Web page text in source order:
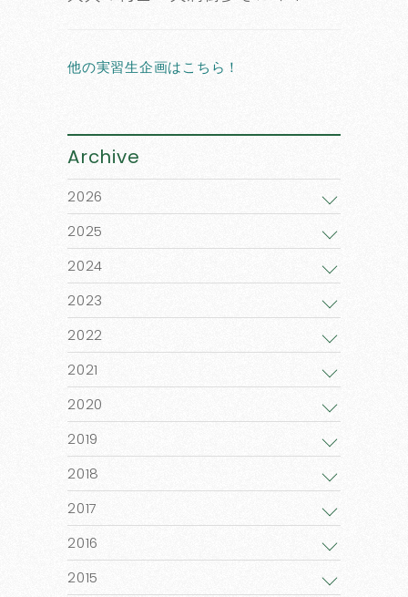
他の実習生企画はこちら！
Archive
2026
2025
2024
2023
2022
2021
2020
2019
2018
2017
2016
2015